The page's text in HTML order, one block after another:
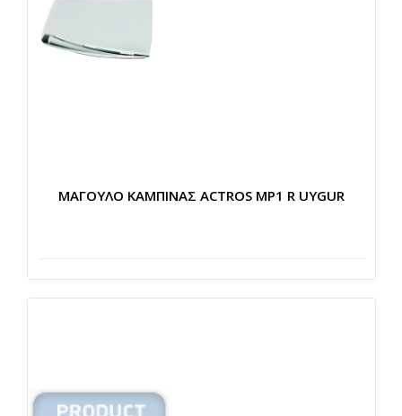
ΜΑΓΟΥΛΟ ΚΑΜΠΙΝΑΣ ACTROS MP1 R UYGUR